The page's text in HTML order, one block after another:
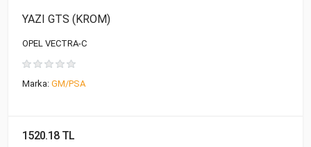
YAZI GTS (KROM)
OPEL VECTRA-C
Marka: GM/PSA
1520.18 TL